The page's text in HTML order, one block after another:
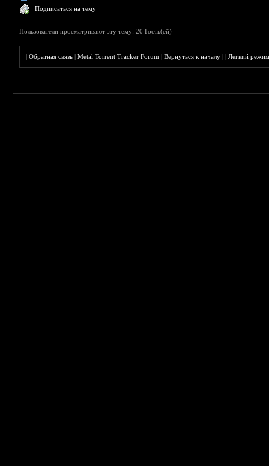
Подписаться на тему
Пользователи просматривают эту тему: 20 Гость(ей)
|Обратная связь |Metal Torrent Tracker Forum |Вернуться к началу ||Лёгкий